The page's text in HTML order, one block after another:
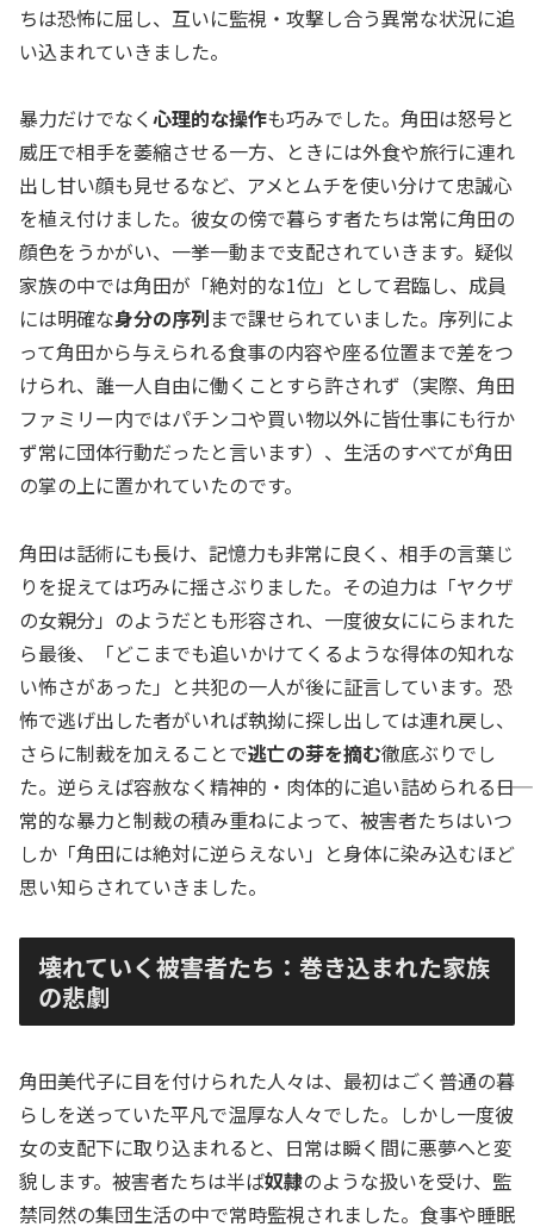
ちは恐怖に屈し、互いに監視・攻撃し合う異常な状況に追
い込まれていきました。
暴力だけでなく心理的な操作も巧みでした。角田は怒号と
威圧で相手を萎縮させる一方、ときには外食や旅行に連れ
出し甘い顔も見せるなど、アメとムチを使い分けて忠誠心
を植え付けました。彼女の傍で暮らす者たちは常に角田の
顔色をうかがい、一挙一動まで支配されていきます。疑似
家族の中では角田が「絶対的な1位」として君臨し、成員
には明確な身分の序列まで課せられていました。序列によ
って角田から与えられる食事の内容や座る位置まで差をつ
けられ、誰一人自由に働くことすら許されず（実際、角田
ファミリー内ではパチンコや買い物以外に皆仕事にも行か
ず常に団体行動だったと言います）、生活のすべてが角田
の掌の上に置かれていたのです。
角田は話術にも長け、記憶力も非常に良く、相手の言葉じ
りを捉えては巧みに揺さぶりました。その迫力は「ヤクザ
の女親分」のようだとも形容され、一度彼女ににらまれた
ら最後、「どこまでも追いかけてくるような得体の知れな
い怖さがあった」と共犯の一人が後に証言しています。恐
怖で逃げ出した者がいれば執拗に探し出しては連れ戻し、
さらに制裁を加えることで逃亡の芽を摘む徹底ぶりでし
た。逆らえば容赦なく精神的・肉体的に追い詰められる――日
常的な暴力と制裁の積み重ねによって、被害者たちはいつ
しか「角田には絶対に逆らえない」と身体に染み込むほど
思い知らされていきました。
壊れていく被害者たち：巻き込まれた家族
の悲劇
角田美代子に目を付けられた人々は、最初はごく普通の暮
らしを送っていた平凡で温厚な人々でした。しかし一度彼
女の支配下に取り込まれると、日常は瞬く間に悪夢へと変
貌します。被害者たちは半ば奴隷のような扱いを受け、監
禁同然の集団生活の中で常時監視されました。食事や睡眠